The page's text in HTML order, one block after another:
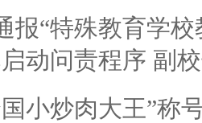
报“特殊教育学
动问责程序 副
小炒肉大王”称